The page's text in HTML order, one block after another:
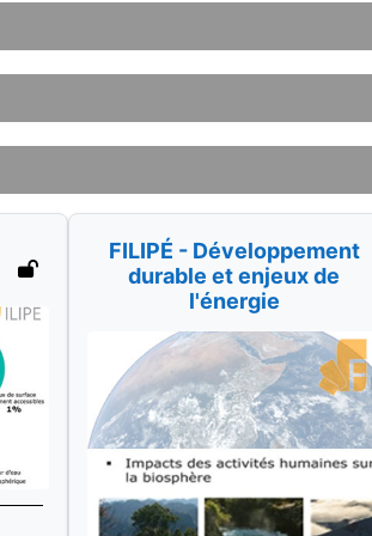
FILIPÉ - Développement
durable et enjeux de
l'énergie